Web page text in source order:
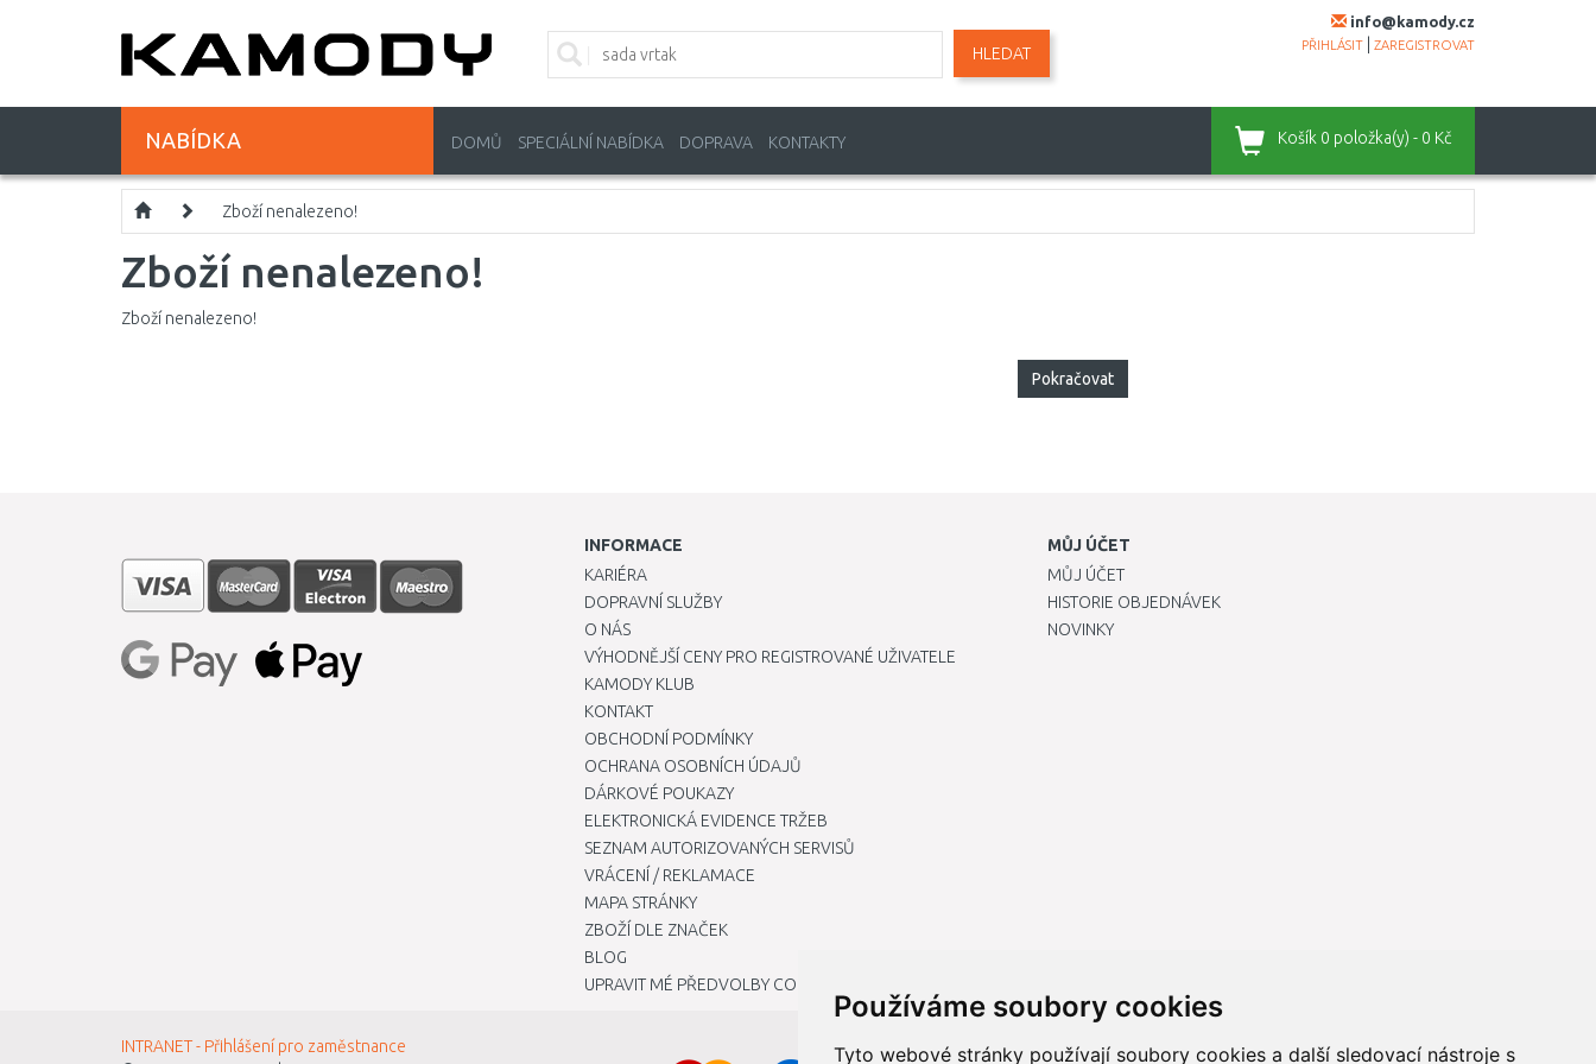
Používáme soubory cookies
Tyto webové stránky používají soubory cookies a další sledovací nástroje s
info@kamody.cz
PŘIHLÁSIT ZAREGISTROVAT
HLEDAT
NABÍDKA DOMŮ SPECIÁLNÍ NABÍDKA DOPRAVA KONTAKTY Košík 0 položka(y) - 0 Kč
Zboží nenalezeno!
Zboží nenalezeno!
Zboží nenalezeno!
Pokračovat
INFORMACE
KARIÉRA
DOPRAVNÍ SLUŽBY
O NÁS
VÝHODNĚJŠÍ CENY PRO REGISTROVANÉ UŽIVATELE
KAMODY KLUB
KONTAKT
OBCHODNÍ PODMÍNKY
OCHRANA OSOBNÍCH ÚDAJŮ
DÁRKOVÉ POUKAZY
ELEKTRONICKÁ EVIDENCE TRŽEB
SEZNAM AUTORIZOVANÝCH SERVISŮ
VRÁCENÍ / REKLAMACE
MAPA STRÁNKY
ZBOŽÍ DLE ZNAČEK
BLOG
UPRAVIT MÉ PŘEDVOLBY COOKIES
MŮJ ÚČET
MŮJ ÚČET
HISTORIE OBJEDNÁVEK
NOVINKY
INTRANET - Přihlášení pro zaměstnance